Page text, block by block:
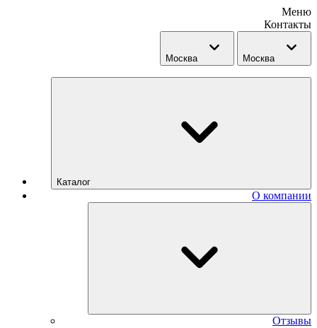
Меню
Контакты
Москва Москва
Каталог
О компании
Отзывы